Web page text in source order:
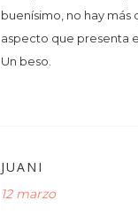
buenísimo, no hay más
aspecto que presenta
Un beso.
JUANI
12 marzo